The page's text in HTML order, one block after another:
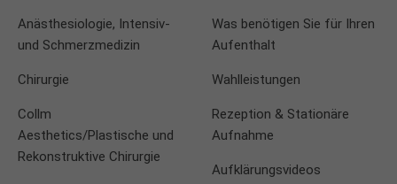
Anästhesiologie, Intensiv-
und Schmerzmedizin
Chirurgie
Collm
Aesthetics/Plastische und
Rekonstruktive Chirurgie
Was benötigen Sie für Ihren
Aufenthalt
Wahlleistungen
Rezeption & Stationäre
Aufnahme
Aufklärungsvideos